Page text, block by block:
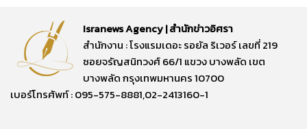
Isranews Agency | สำนักข่าวอิศรา
สำนักงาน : โรงแรมเดอะ รอยัล ริเวอร์ เลขที่ 219
ซอยจรัญสนิทวงศ์ 66/1 แขวง บางพลัด เขต
บางพลัด กรุงเทพมหานคร 10700
เบอร์โทรศัพท์ : 095-575-8881,02-2413160-1